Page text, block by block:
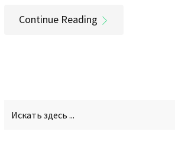
Continue Reading